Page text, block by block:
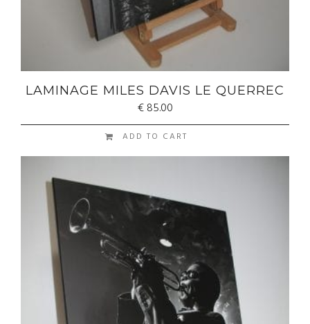
LAMINAGE MILES DAVIS LE QUERREC
€85.00
ADD TO CART